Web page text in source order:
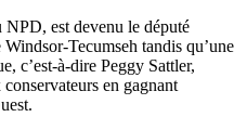
NPD, est devenu le député
Windsor-Tecumseh tandis qu’une
, c’est-à-dire Peggy Sattler,
conservateurs en gagnant
.